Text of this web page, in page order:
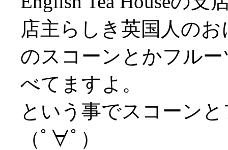
店主らしき英国人の
のスコーンとかフル
べてますよ。
という事でスコーン
（ﾟ∀ﾟ）